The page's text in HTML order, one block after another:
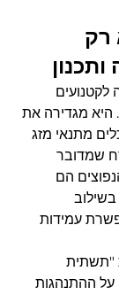
רק
לקטנועים
מגדירה את
מתנאי מזג
שמדובר
הם
בשילוב
עמידות
"תשתית
על ההתנהגות